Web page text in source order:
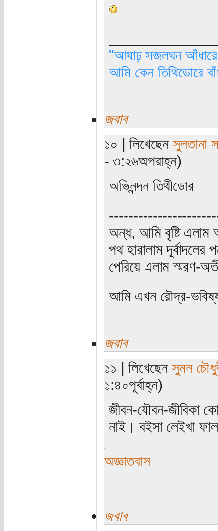
"আষাঢ় সজলঘন আঁধারে,
আমি কেন তিথিডোরে
জবাব
১০ | লিখেছেন সুলতানা
- ৩:২৬অপরাহ্ন)
অভিনন্দন তিথীডোর
অন্ধ, আমি বৃষ্টি
পথ হারালাম দূর্বাদলের
পেরিয়ে এলাম স্মরণ-
আমি এখন রৌদ্র-
জবাব
১১ | লিখেছেন সুমন
১:৪০পূর্বাহ্ন)
জীবন-যৌবন-জীবিকা
নাই। বইসা লেইখা
অজ্ঞাতবাস
জবাব